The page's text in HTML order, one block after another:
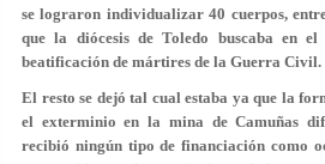
se lograron individualizar 40 cuerpos,
que la diócesis de Toledo buscaba en
beatificación de mártires de la Guerra Civil.
El resto se dejó tal cual estaba ya que la
el exterminio en la mina de Camuñas
recibió ningún tipo de financiación como